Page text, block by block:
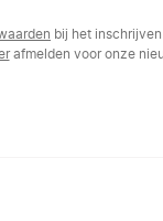
bij het
afmelden voor onze